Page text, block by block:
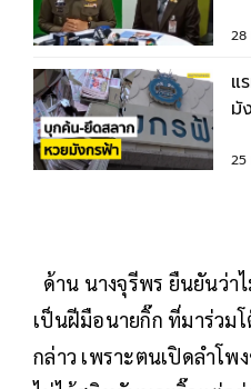
28
แ
มั
25
ด้าน นางจุรีพร ยืนยันว่า
เป็นฝีมือนายกิ๊ก ที่มาร่วม
กล่าว เพราะตนเปิดลำโ